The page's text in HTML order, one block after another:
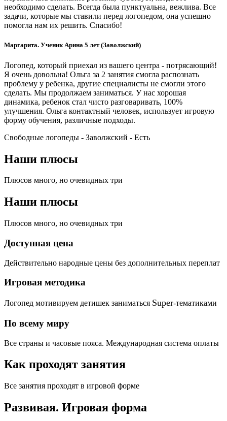
необходимо сделать. Всегда была пунктуальна, вежлива. Все
задачи, которые мы ставили перед логопедом, она успешно
помогла нам их решить. Спасибо!
Маргарита. Ученик Арина 5 лет (Заволжский)
Логопед, который приехал из вашего центра - потрясающий!
Я очень довольна! Ольга за 2 занятия смогла распознать
проблему у ребенка, другие специалисты не смогли этого
сделать. Мы продолжаем заниматься. У нас хорошая
динамика, ребенок стал чисто разговаривать, 100%
улучшения. Ольга контактный человек, использует игровую
форму обучения, различные подходы.
Свободные логопеды - Заволжский - Есть
Наши плюсы
Плюсов много, но очевидных три
Наши плюсы
Плюсов много, но очевидных три
Доступная цена
Действительно народные цены без дополнительных переплат
Игровая методика
Логопед мотивируем детишек заниматься Super-тематиками
По всему миру
Все страны и часовые пояса. Международная система оплаты
Как проходят занятия
Все занятия проходят в игровой форме
Развивая. Игровая форма